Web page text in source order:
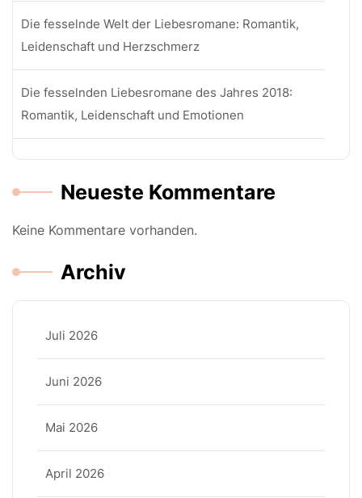
Die fesselnde Welt der Liebesromane: Romantik,
Leidenschaft und Herzschmerz
Die fesselnden Liebesromane des Jahres 2018:
Romantik, Leidenschaft und Emotionen
Neueste Kommentare
Keine Kommentare vorhanden.
Archiv
Juli 2026
Juni 2026
Mai 2026
April 2026